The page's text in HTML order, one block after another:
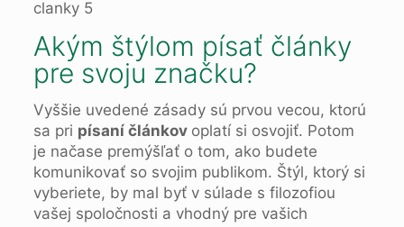
Akým štýlom písať články
pre svoju značku?
Vyššie uvedené zásady sú prvou vecou, ​​ktorú
sa pri písaní článkov oplatí si osvojiť. Potom
je načase premýšľať o tom, ako budete
komunikovať so svojim publikom. Štýl, ktorý si
vyberiete, by mal byť v súlade s filozofiou
vašej spoločnosti a vhodný pre vašich